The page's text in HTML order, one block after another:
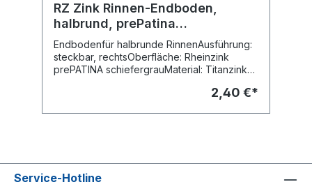
RZ Zink Rinnen-Endboden,
halbrund, prePatina
schiefergrau, rechts
Endbodenfür halbrunde RinnenAusführung:
steckbar, rechtsOberfläche: Rheinzink
prePATINA schiefergrauMaterial: Titanzink
2,40 €*
Service-Hotline